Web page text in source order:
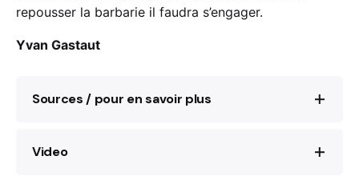
repousser la barbarie il faudra s’engager.
Yvan Gastaut
Sources / pour en savoir plus
Le 11 Novembre 1940
Video